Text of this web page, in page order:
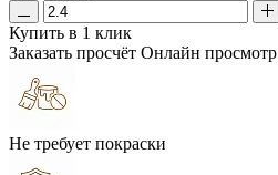
Купить в 1 клик
Заказать просчёт Онлайн просмотр
Не требует покраски